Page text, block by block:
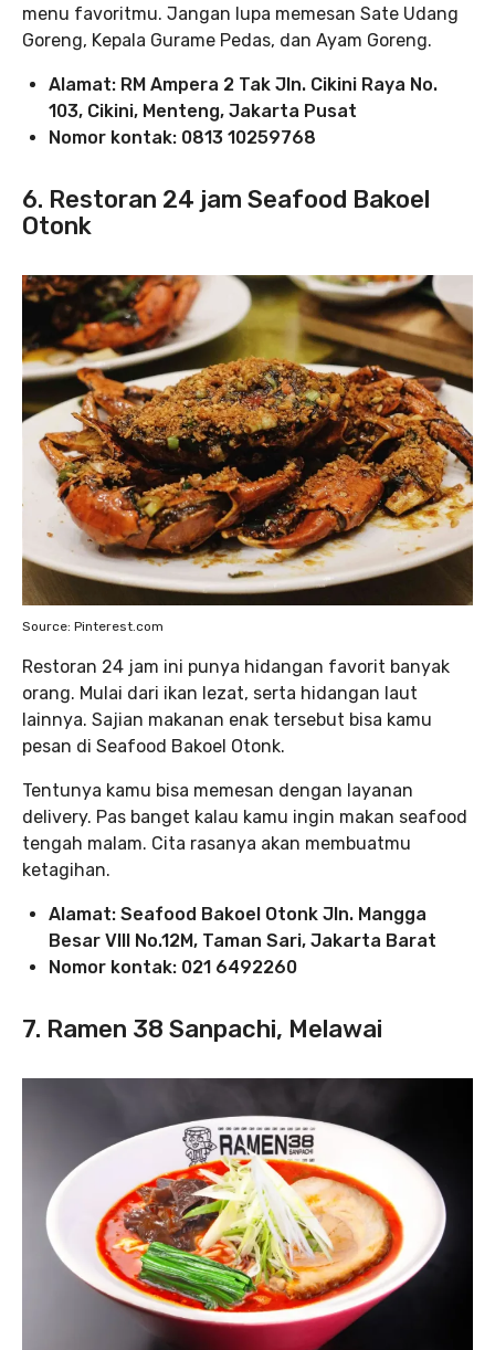
menu favoritmu. Jangan lupa memesan Sate Udang
Goreng, Kepala Gurame Pedas, dan Ayam Goreng.
Alamat: RM Ampera 2 Tak Jln. Cikini Raya No.
103, Cikini, Menteng, Jakarta Pusat
Nomor kontak: 0813 10259768
6. Restoran 24 jam Seafood Bakoel
Otonk
Source: Pinterest.com
Restoran 24 jam ini punya hidangan favorit banyak
orang. Mulai dari ikan lezat, serta hidangan laut
lainnya. Sajian makanan enak tersebut bisa kamu
pesan di Seafood Bakoel Otonk.
Tentunya kamu bisa memesan dengan layanan
delivery. Pas banget kalau kamu ingin makan seafood
tengah malam. Cita rasanya akan membuatmu
ketagihan.
Alamat: Seafood Bakoel Otonk Jln. Mangga
Besar VIII No.12M, Taman Sari, Jakarta Barat
Nomor kontak: 021 6492260
7. Ramen 38 Sanpachi, Melawai